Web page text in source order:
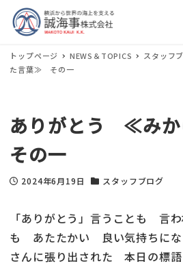
トップページ NEWS＆TOPICS スタッフ
た言葉≫ その一
ありがとう ≪み
その一
投稿日
2024年6月19日
カテゴリー
スタッフブログ
「ありがとう」言うことも 言
も あたたかい 良い気持ちに
さんに張り出された 本日の標